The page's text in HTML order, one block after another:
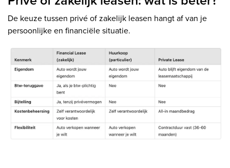
De keuze tussen privé of zakelijk leasen hangt af van je
persoonlijke en financiële situatie.